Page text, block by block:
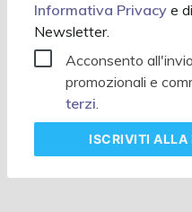
Informativa Privacye
Newsletter.
Acconsento
promozionali e
terzi.
ISCRIVITIALLA